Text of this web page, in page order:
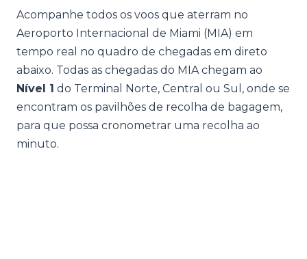
Acompanhe todos os voos que aterram no
Aeroporto Internacional de Miami (MIA) em
tempo real no quadro de chegadas em direto
abaixo. Todas as chegadas do MIA chegam ao
Nível 1 do Terminal Norte, Central ou Sul, onde se
encontram os pavilhões de recolha de bagagem,
para que possa cronometrar uma recolha ao
minuto.